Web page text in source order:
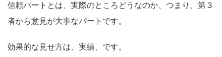
信頼パートとは、実際のところどうなのか、つまり、第３
者から意見が大事なパートです。
効果的な見せ方は、実績、です。